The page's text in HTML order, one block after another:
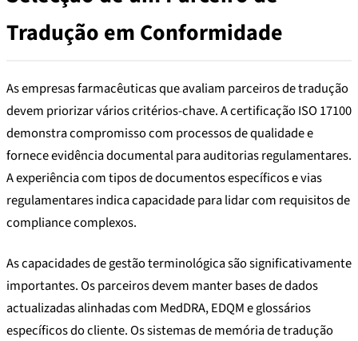
Tradução em Conformidade
As empresas farmacêuticas que avaliam parceiros de tradução
devem priorizar vários critérios-chave. A certificação ISO 17100
demonstra compromisso com processos de qualidade e
fornece evidência documental para auditorias regulamentares.
A experiência com tipos de documentos específicos e vias
regulamentares indica capacidade para lidar com requisitos de
compliance complexos.
As capacidades de gestão terminológica são significativamente
importantes. Os parceiros devem manter bases de dados
actualizadas alinhadas com MedDRA, EDQM e glossários
específicos do cliente. Os sistemas de memória de tradução